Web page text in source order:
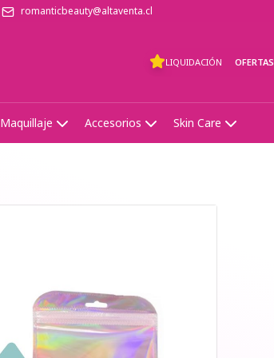
romanticbeauty@altaventa.cl
LIQUIDACIÓN OFERTAS
Maquillaje Accesorios Skin Care